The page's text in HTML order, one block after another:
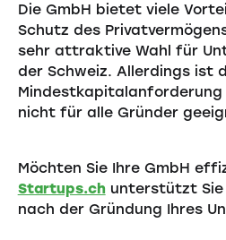
Die GmbH bietet viele
Schutz des
sehr attraktive Wahl für
der Schweiz. Allerdings ist
Mindestkapitalanforderung
nicht für alle Gründer
Möchten Sie Ihre GmbH
Startups.chunterstützt Sie
nach der Gründung Ihres